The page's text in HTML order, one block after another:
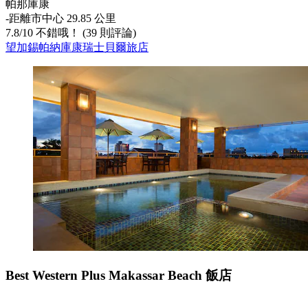
帕那庫康
‐距離市中心 29.85 公里
7.8/10 不錯哦！ (39 則評論)
望加錫帕納庫康瑞士貝爾旅店
Best Western Plus Makassar Beach 飯店